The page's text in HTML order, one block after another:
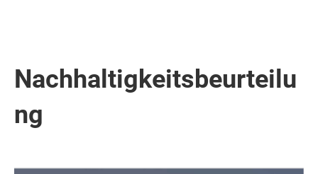
Nachhaltigkeitsbeurteilu
ng